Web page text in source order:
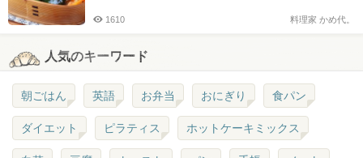
料理家 かめ代。
1610
人気のキーワード
朝ごはん 英語 お弁当 おにぎり 食パン
ダイエット ピラティス ホットケーキミックス